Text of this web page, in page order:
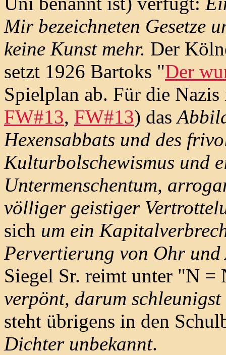
Mir bezeichneten Gesetze
keine Kunst mehr. Der
setzt 1926 Bartoks "Der
Spielplan ab. Für die
FW#13, FW#13) das
Hexensabbats und des
Kulturbolschewismus und
Untermenschentum,
völliger geistiger
sich um ein
Pervertierung von Ohr
Siegel Sr. reimt unter "N
verpönt, darum
steht übrigens in den
Dichter unbekannt.